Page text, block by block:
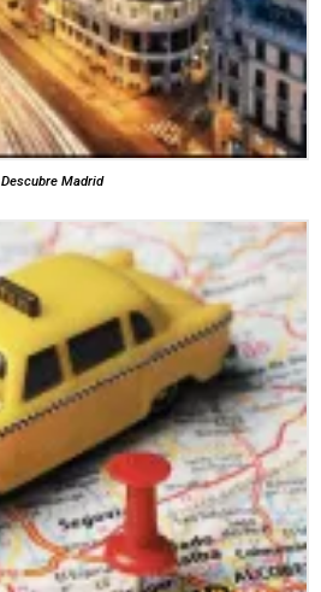
Descubre Madrid